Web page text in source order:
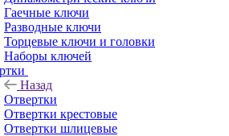
Гаечные ключи
Разводные ключи
Торцевые ключи и головки
Наборы ключей
Назад
Отвертки
Отвертки крестовые
Отвертки шлицевые